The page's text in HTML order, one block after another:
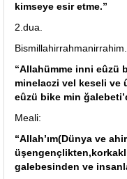
kimseye esir etme.”
2.dua.
Bismillahirrahmanirrahim.
“Allahümme inni eûzü
minelaczi vel keseli ve
eûzü bike min
Meali:
“Allah’ım(Dünya ve
galebesinden ve